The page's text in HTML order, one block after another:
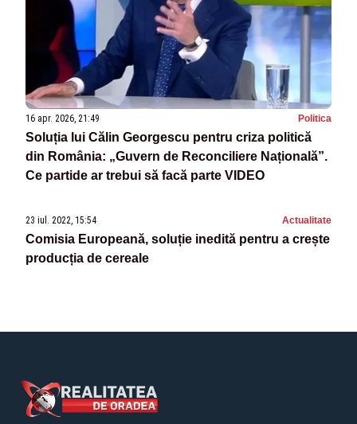
16 apr. 2026, 21:49 Politica
Soluția lui Călin Georgescu pentru criza politică
din România: „Guvern de Reconciliere Națională”.
Ce partide ar trebui să facă parte VIDEO
23 iul. 2022, 15:54 Actualitate
Comisia Europeană, soluție inedită pentru a crește
producția de cereale